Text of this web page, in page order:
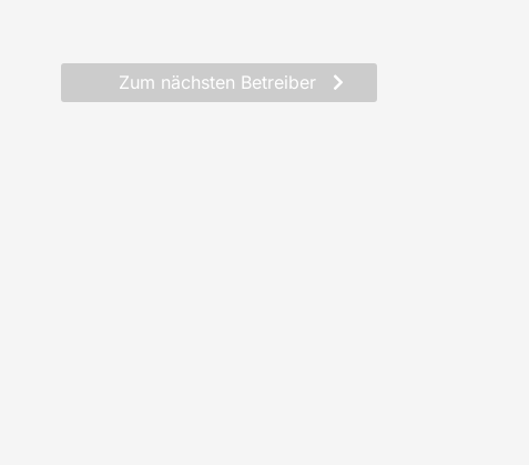
Zum nächsten Betreiber